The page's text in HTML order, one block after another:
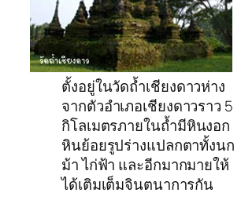
ตั้งอยู่ในวัดถ้ำเชียงดาวห่าง
จากตัวอำเภอเชียงดาวราว 5
กิโลเมตรภายในถ้ำมีหินงอก
หินย้อยรูปร่างแปลกตาทั้งนก
ม้า ไก่ฟ้า และอีกมากมายให้
ได้เติมเต็มจินตนาการกัน